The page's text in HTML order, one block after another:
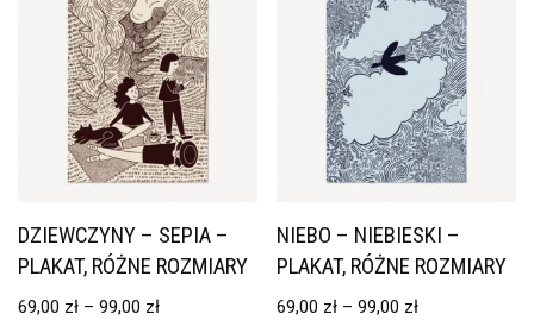
DZIEWCZYNY – SEPIA –
PLAKAT, RÓŻNE ROZMIARY
69,00 zł – 99,00 zł
NIEBO – NIEBIESKI –
PLAKAT, RÓŻNE ROZMIARY
69,00 zł – 99,00 zł